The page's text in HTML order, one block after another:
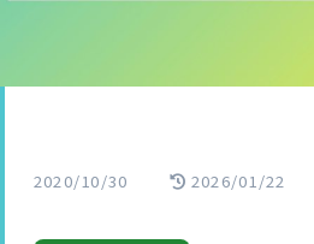
2020/10/30 2026/01/22